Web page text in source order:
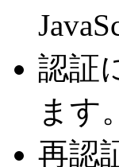
認証
ます。
再認